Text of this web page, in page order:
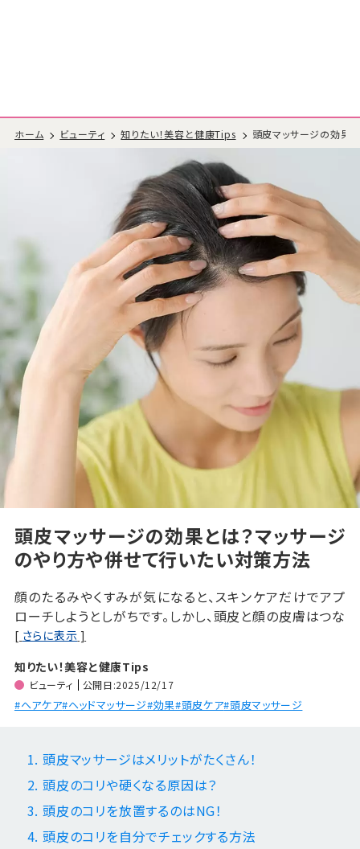
ホーム ビューティ 知りたい！美容と健康Tips 頭皮マッサージの効果
頭皮マッサージの効果とは？マッサージ
のやり方や併せて行いたい対策方法
顔のたるみやくすみが気になると、スキンケアだけでアプ
ローチしようとしがちです。しかし、頭皮と顔の皮膚はつな
がっており、頭皮のコリが原因で、顔のたるみやくすみ、フェ
今回は、頭皮のコリや硬くなる原因を解説しながら、それ
を解消するための頭皮マッサージの方法や頻度、おすすめ
のタイミングやアイテムについてもご紹介します。
[ さらに表示 ]
知りたい！美容と健康Tips
ビューティ 公開日:2025/12/17
#ヘアケア#ヘッドマッサージ#効果#頭皮ケア#頭皮マッサージ
1. 頭皮マッサージはメリットがたくさん！
2. 頭皮のコリや硬くなる原因は？
3. 頭皮のコリを放置するのはNG！
4. 頭皮のコリを自分でチェックする方法